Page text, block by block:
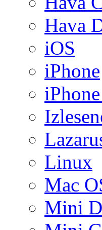
Hava
iOS
iPhone
Linux
Mac
Mini